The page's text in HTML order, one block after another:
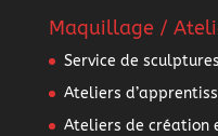
Maquillage /
Service de
Ateliers
Ateliers de création